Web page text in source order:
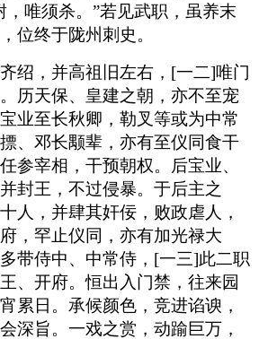
，唯须杀。”若见武职，虽养末
位终于陇州刺史。
绍，并高祖旧左右，[一二]唯门
历天保、皇建之朝，亦不至宠
业至长秋卿，勒叉等或为中常
、邓长颙辈，亦有至仪同食干
参宰相，干预朝权。后宝业、
封王，不过侵暴。于后主之
人，并肆其奸佞，败政虐人，
，罕止仪同，亦有加光禄大
带侍中、中常侍，[一三]此二职
、开府。恒出入门禁，往来园
累日。承候颜色，竞进谄谀，
深旨。一戏之赏，动踰巨万，